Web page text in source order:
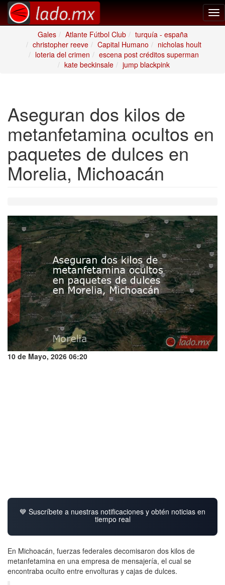
Gales
Atlante Fútbol Club
turquía - españa
christopher reeve
Capital Humano
nicholas hoult
loteria del crimen
escena post créditos superman
kate beckinsale
jump blackpink
Aseguran dos kilos de
metanfetamina ocultos en
paquetes de dulces en
Morelia, Michoacán
10 de Mayo, 2026 06:20
💙 Suscríbete a nuestras notificaciones y obtén noticias en
tiempo real
En Michoacán, fuerzas federales decomisaron dos kilos de
metanfetamina en una empresa de mensajería, el cual se
encontraba oculto entre envolturas y cajas de dulces.